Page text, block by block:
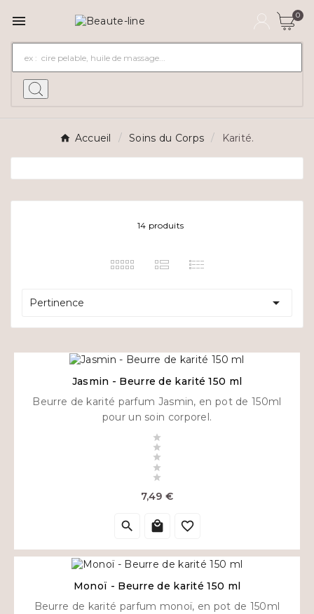
 0
Accueil Soins du Corps Karité.
14 produits
Pertinence 
Jasmin - Beurre de karité 150 ml
Beurre de karité parfum Jasmin, en pot de 150ml
pour un soin corporel.





7,49 €Prix
  
Monoï - Beurre de karité 150 ml
Beurre de karité parfum monoï, en pot de 150ml